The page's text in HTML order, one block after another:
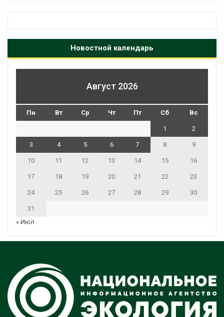
Новостной календарь
Август 2026
Пн Вт Ср Чт Пт Сб Вс
1 2
3 4 5 6 7 8 9
10 11 12 13 14 15 16
17 18 19 20 21 22 23
24 25 26 27 28 29 30
31
« Июл